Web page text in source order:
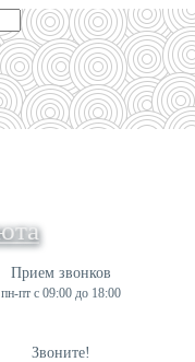
Прием звонков
пн-пт с 09:00 до 18:00
Звоните!